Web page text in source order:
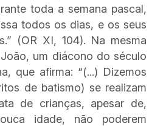
toda a semana pascal,
todos os dias, e os seus
(OR XI, 104). Na mesma
um diácono do século
que afirma: “(...) Dizemos
de batismo) se realizam
de crianças, apesar de,
idade, não poderem